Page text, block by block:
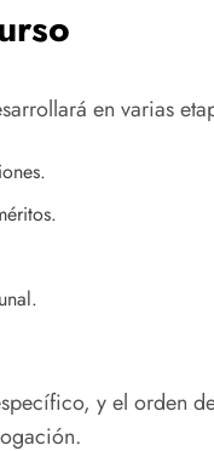
en varias
y el orden